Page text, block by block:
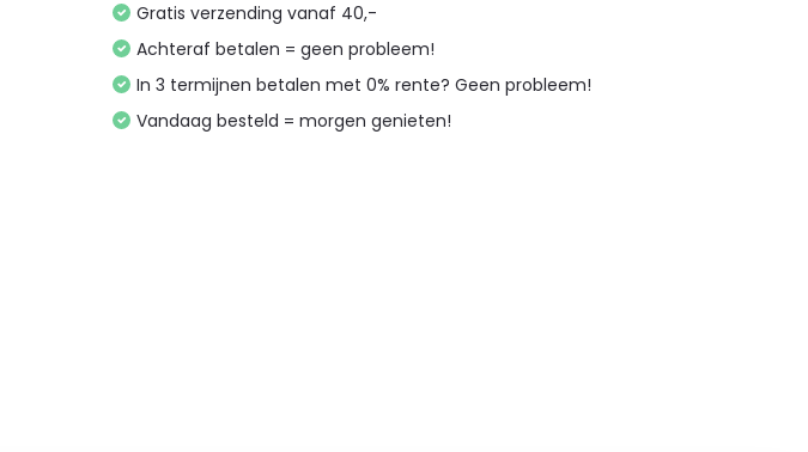
Gratis verzending vanaf 40,-
Achteraf betalen = geen probleem!
In 3 termijnen betalen met 0% rente? Geen probleem!
Vandaag besteld = morgen genieten!